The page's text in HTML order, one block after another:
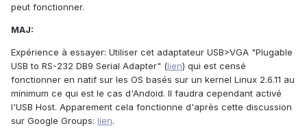
peut fonctionner.
MAJ:
Expérience à essayer: Utiliser cet adaptateur USB>VGA "Plugable
USB to RS-232 DB9 Serial Adapter" (lien) qui est censé
fonctionner en natif sur les OS basés sur un kernel Linux 2.6.11 au
minimum ce qui est le cas d'Andoid. Il faudra cependant activé
l'USB Host. Apparement cela fonctionne d'après cette discussion
sur Google Groups: lien.